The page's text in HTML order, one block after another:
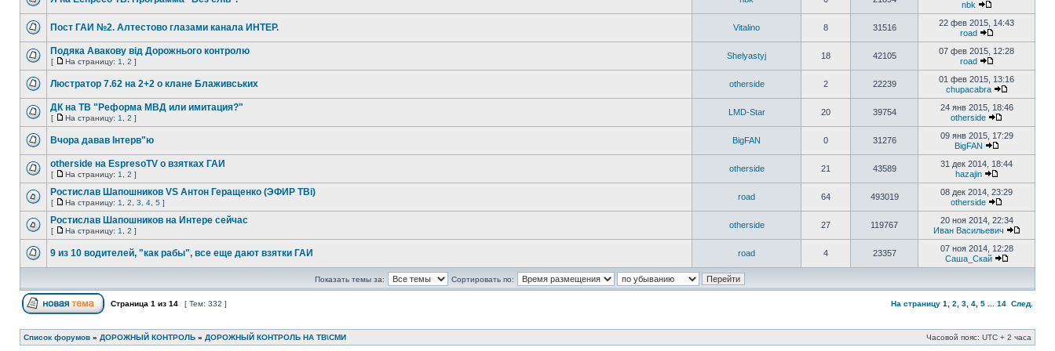
nbk
Пост ГАИ №2. Алтестово глазами канала ИНТЕР. Vitalino 8 31516
22 фев 2015, 14:43
road
Подяка Авакову від Дорожнього контролю
[ На страницу: 1 2 ]
Shelyastyj 18 42105
07 фев 2015, 12:28
road
Люстратор 7.62 на 2+2 о клане Блаживських otherside 2 22239
01 фев 2015, 13:16
chupacabra
ДК на ТВ "Реформа МВД или имитация?"
[ На страницу: 1 2 ]
LMD-Star 20 39754
24 янв 2015, 18:46
otherside
Вчора давав Інтерв"ю BigFAN 0 31276
09 янв 2015, 17:29
BigFAN
otherside на EspresoTV о взятках ГАИ
[ На страницу: 1 2 ]
otherside 21 43589
31 дек 2014, 18:44
hazajin
Ростислав Шапошников VS Антон Геращенко (ЭФИР ТВi)
[ На страницу: 1 2 3 4 5 ]
road 64 493019
08 дек 2014, 23:29
otherside
Ростислав Шапошников на Интере сейчас
[ На страницу: 1 2 ]
otherside 27 119767
20 ноя 2014, 22:34
Иван Васильевич
9 из 10 водителей, "как рабы", все еще дают взятки ГАИ road 4 23357
07 ноя 2014, 12:28
Саша_Скай
Показать темы за: Сортировать по:
Страница 1 из 14 [ Тем: 332 ] На страницу 1 2 3 4 5 14 След.
Список форумов » ДОРОЖНЫЙ КОНТРОЛЬ » ДОРОЖНЫЙ КОНТРОЛЬ НА ТВ\СМИ Часовой пояс: UTC + 2 часа